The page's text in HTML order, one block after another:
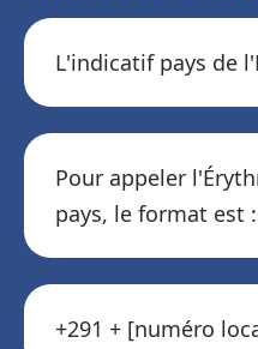
L'indicatif pays de
Pour appeler
pays, le format est :
+291 + [numéro